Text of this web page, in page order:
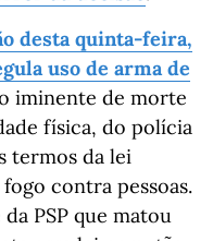
desta quinta-feira,
uso de arma de
iminente de morte
física, do polícia
termos da lei
contra pessoas.
PSP que matou